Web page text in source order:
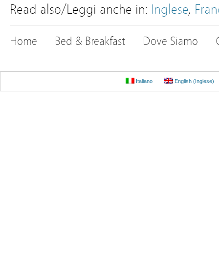
Read also/Leggi anche in: Inglese,
Home Bed & Breakfast Dove Siamo
Italiano English (Inglese)